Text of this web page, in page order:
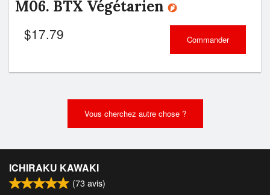
M06. BTX Végétarien
$17.79 Commander
Vous cherchez autre chose ?
ICHIRAKU KAWAKI
(73avis)